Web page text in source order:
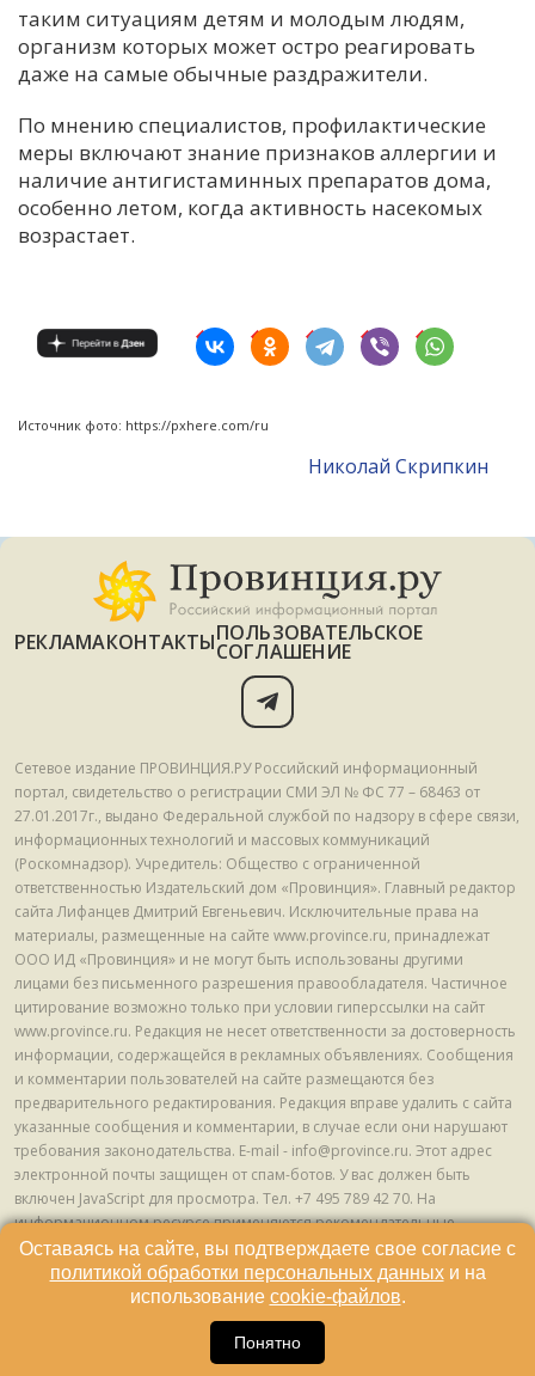
таким ситуациям детям и молодым людям,
организм которых может остро реагировать
даже на самые обычные раздражители.
По мнению специалистов, профилактические
меры включают знание признаков аллергии и
наличие антигистаминных препаратов дома,
особенно летом, когда активность насекомых
возрастает.
Источник фото: https://pxhere.com/ru
Николай Скрипкин
РЕКЛАМАКОНТАКТЫПОЛЬЗОВАТЕЛЬСКОЕ
СОГЛАШЕНИЕ
Сетевое издание ПРОВИНЦИЯ.РУ Российский информационный
портал, свидетельство о регистрации СМИ ЭЛ № ФС 77 – 68463 от
27.01.2017г., выдано Федеральной службой по надзору в сфере связи,
информационных технологий и массовых коммуникаций
(Роскомнадзор). Учредитель: Общество с ограниченной
ответственностью Издательский дом «Провинция». Главный редактор
сайта Лифанцев Дмитрий Евгеньевич. Исключительные права на
материалы, размещенные на сайте www.province.ru, принадлежат
ООО ИД «Провинция» и не могут быть использованы другими
лицами без письменного разрешения правообладателя. Частичное
цитирование возможно только при условии гиперссылки на сайт
www.province.ru. Редакция не несет ответственности за достоверность
информации, содержащейся в рекламных объявлениях. Сообщения
и комментарии пользователей на сайте размещаются без
предварительного редактирования. Редакция вправе удалить с сайта
указанные сообщения и комментарии, в случае если они нарушают
требования законодательства. E-mail - info@province.ru. Этот адрес
электронной почты защищен от спам-ботов. У вас должен быть
включен JavaScript для просмотра. Tел. +7 495 789 42 70. На
информационном ресурсе применяются рекомендательные
технологии (информационные технологии предоставления
информации на основе сбора, систематизации и анализа сведений,
относящихся к предпочтениям пользователей сети "Интернет",
находящихся на территории Российской Федерации) © ООО ИД
Оставаясь на сайте, вы подтверждаете свое согласие с
политикой обработки персональных данныхи на
использование cookie-файлов.
Понятно